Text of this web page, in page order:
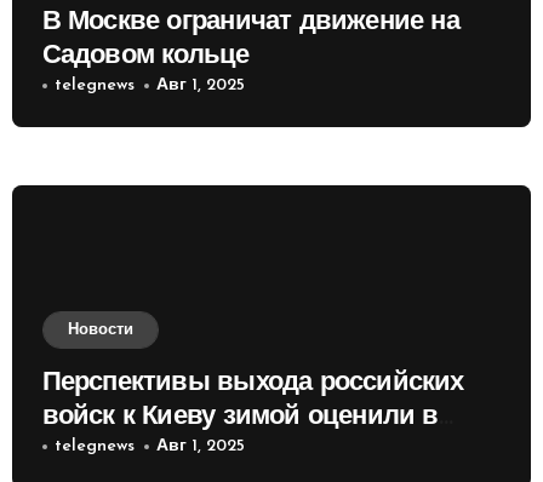
В Москве ограничат движение на
Садовом кольце
telegnews Авг 1, 2025
Новости
Перспективы выхода российских
войск к Киеву зимой оценили в
России
telegnews Авг 1, 2025